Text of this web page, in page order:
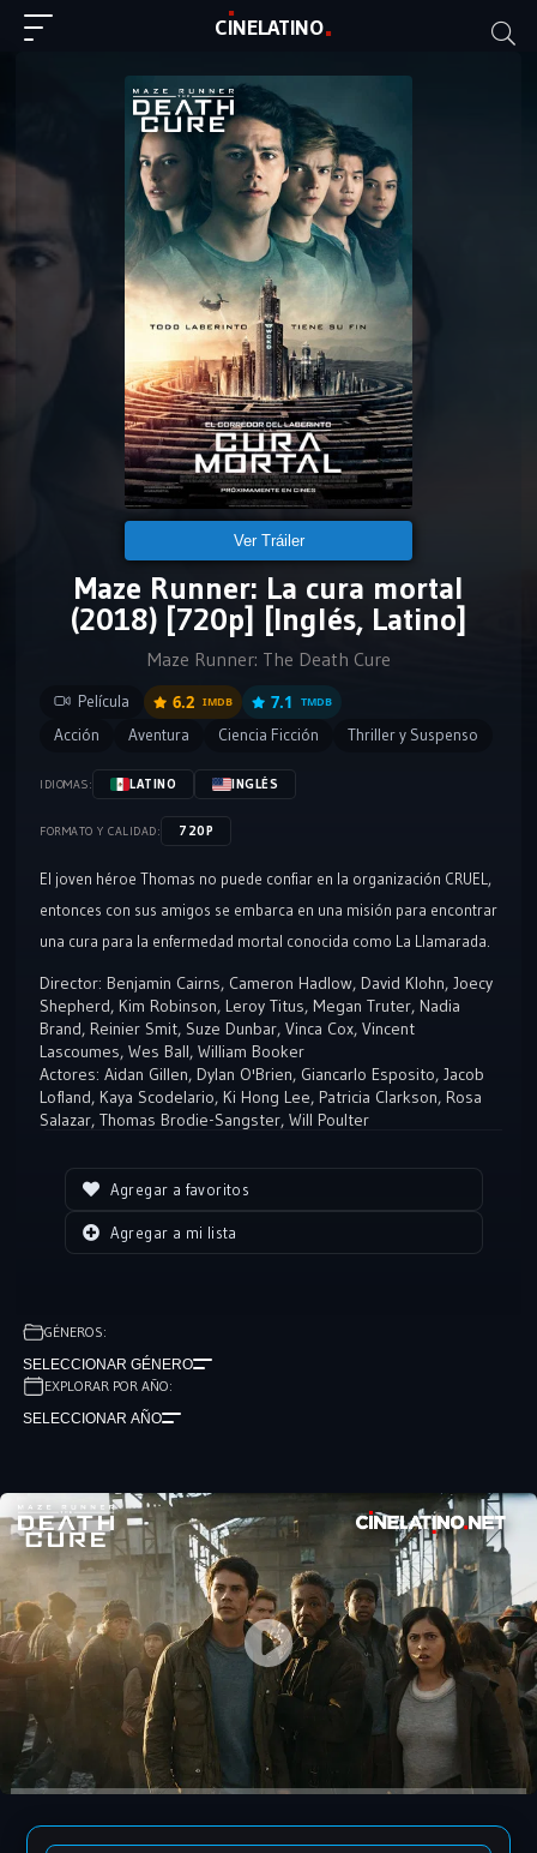
CINELATINO
Ver Tráiler
Maze Runner: La cura mortal
(2018) [720p] [Inglés, Latino]
Maze Runner: The Death Cure
Película 6.2 IMDB 7.1 TMDB
Acción Aventura Ciencia Ficción Thriller y Suspenso
IDIOMAS: LATINO INGLÉS
FORMATO Y CALIDAD: 720P
El joven héroe Thomas no puede confiar en la organización CRUEL,
entonces con sus amigos se embarca en una misión para encontrar
una cura para la enfermedad mortal conocida como La Llamarada.
Director: Benjamin Cairns, Cameron Hadlow, David Klohn, Joecy
Shepherd, Kim Robinson, Leroy Titus, Megan Truter, Nadia
Brand, Reinier Smit, Suze Dunbar, Vinca Cox, Vincent
Lascoumes, Wes Ball, William Booker
Actores: Aidan Gillen, Dylan O'Brien, Giancarlo Esposito, Jacob
Lofland, Kaya Scodelario, Ki Hong Lee, Patricia Clarkson, Rosa
Salazar, Thomas Brodie-Sangster, Will Poulter
Agregar a favoritos
Agregar a mi lista
GÉNEROS:
SELECCIONAR GÉNERO
EXPLORAR POR AÑO:
SELECCIONAR AÑO